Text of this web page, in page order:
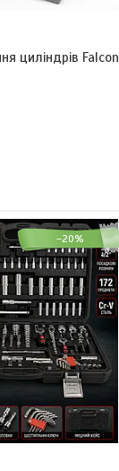
циліндрів Falcon
–20%